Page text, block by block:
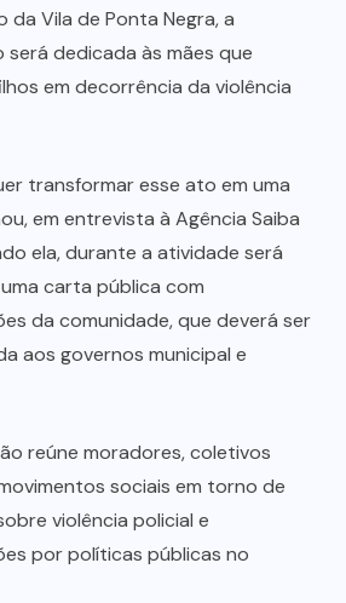
da Vila de Ponta Negra, a
será dedicada às mães que
em decorrência da violência
transformar esse ato em uma
em entrevista à Agência Saiba
ela, durante a atividade será
carta pública com
da comunidade, que deverá ser
aos governos municipal e
reúne moradores, coletivos
sociais em torno de
violência policial e
por políticas públicas no